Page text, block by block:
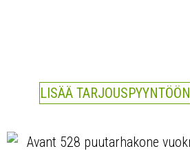
LISÄÄ TARJOUSPYYNTÖÖN